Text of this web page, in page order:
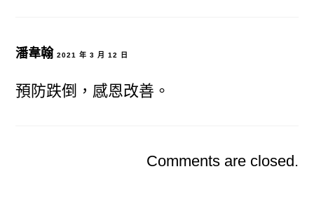
潘韋翰2021 年 3 月 12 日
預防跌倒，感恩改善。
Comments are closed.